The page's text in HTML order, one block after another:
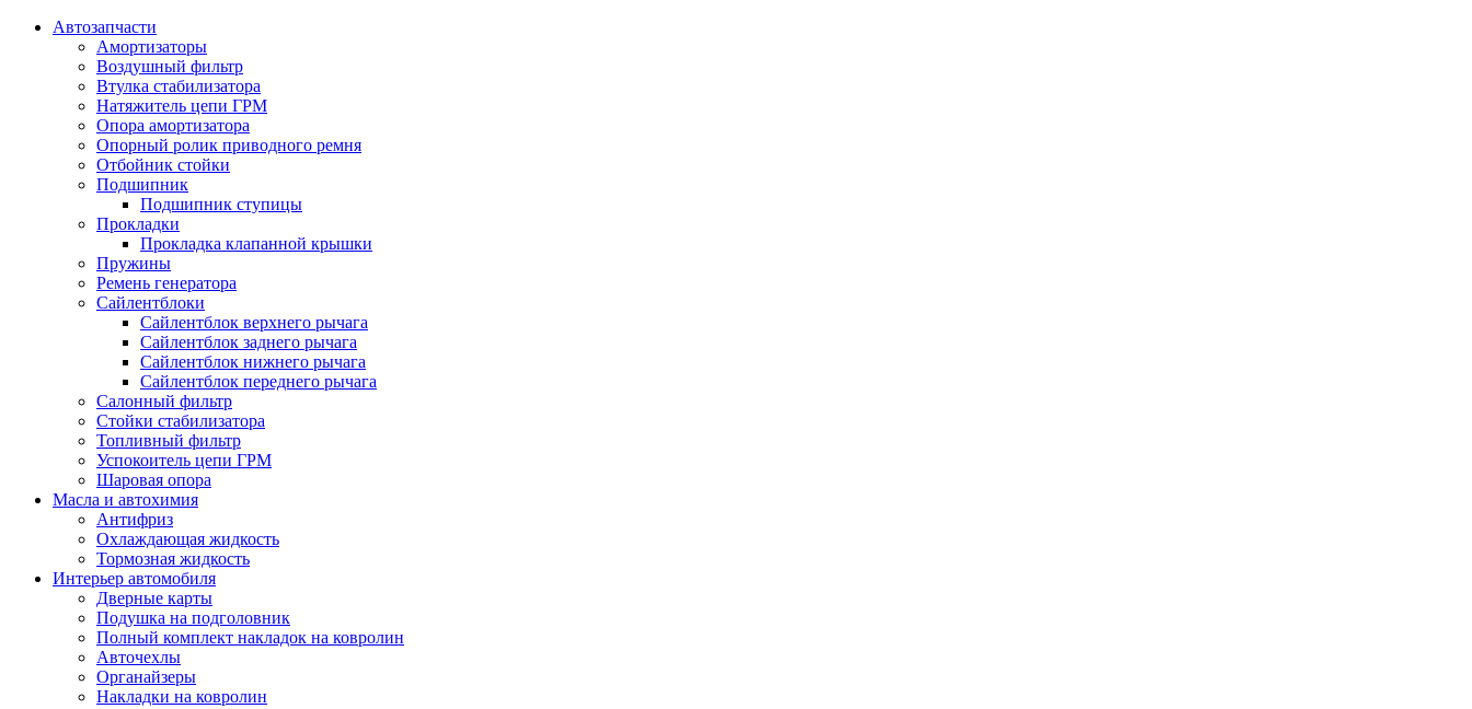
Автозапчасти
Амортизаторы
Воздушный фильтр
Втулка стабилизатора
Натяжитель цепи ГРМ
Опора амортизатора
Опорный ролик приводного ремня
Отбойник стойки
Подшипник
Подшипник ступицы
Прокладки
Прокладка клапанной крышки
Пружины
Ремень генератора
Сайлентблоки
Сайлентблок верхнего рычага
Сайлентблок заднего рычага
Сайлентблок нижнего рычага
Сайлентблок переднего рычага
Салонный фильтр
Стойки стабилизатора
Топливный фильтр
Успокоитель цепи ГРМ
Шаровая опора
Масла и автохимия
Антифриз
Охлаждающая жидкость
Тормозная жидкость
Интерьер автомобиля
Дверные карты
Подушка на подголовник
Полный комплект накладок на ковролин
Авточехлы
Органайзеры
Накладки на ковролин